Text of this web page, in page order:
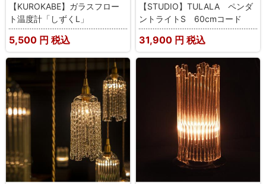
【KUROKABE】ガラスフロー
ト温度計「しずくL」
5,500 円 税込
【STUDIO】TULALA ペンダ
ントライトS 60cmコード
31,900 円 税込